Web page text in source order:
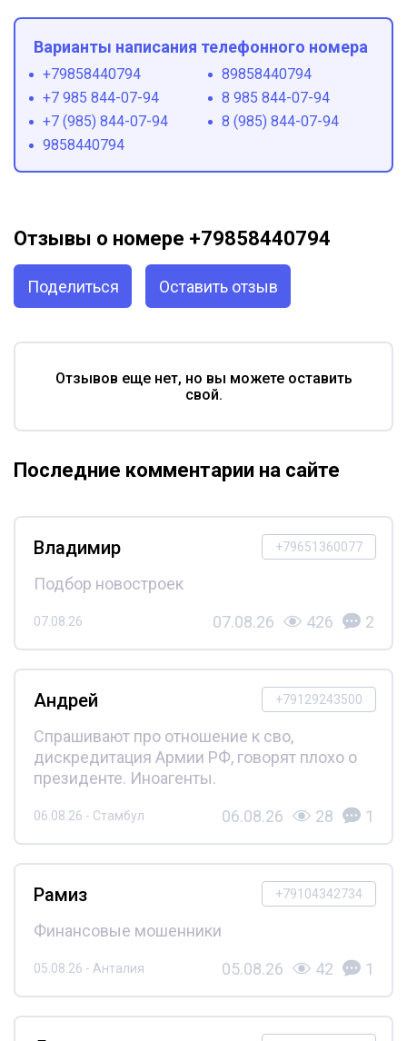
Варианты написания телефонного номера
+79858440794
89858440794
+7 985 844-07-94
8 985 844-07-94
+7 (985) 844-07-94
8 (985) 844-07-94
9858440794
Отзывы о номере +79858440794
Поделиться Оставить отзыв
Отзывов еще нет, но вы можете оставить
свой.
Последние комментарии на сайте
+79651360077
Владимир
Подбор новостроек
07.08.26 07.08.26 426 2
+79129243500
Андрей
Спрашивают про отношение к сво,
дискредитация Армии РФ, говорят плохо о
президенте. Иноагенты.
06.08.26 - Стамбул 06.08.26 28 1
+79104342734
Рамиз
Финансовые мошенники
05.08.26 - Анталия 05.08.26 42 1